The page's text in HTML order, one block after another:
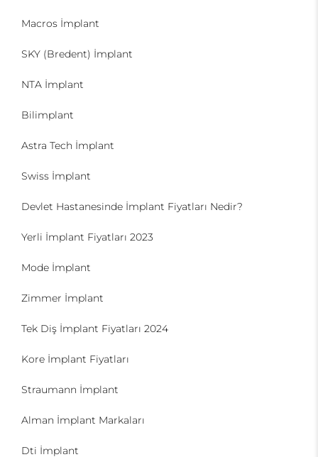
Macros İmplant
SKY (Bredent) İmplant
NTA İmplant
Bilimplant
Astra Tech İmplant
Swiss İmplant
Devlet Hastanesinde İmplant Fiyatları Nedir?
Yerli İmplant Fiyatları 2023
Mode İmplant
Zimmer İmplant
Tek Diş İmplant Fiyatları 2024
Kore İmplant Fiyatları
Straumann İmplant
Alman İmplant Markaları
Dti İmplant